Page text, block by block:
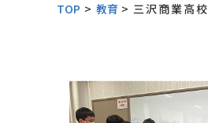
TOP > 教育 > 三沢商業高校